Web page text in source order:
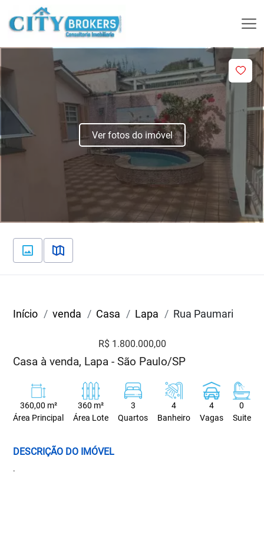
Ver fotos do imóvel
Início venda Casa Lapa Rua Paumari
R$ 1.800.000,00
Casa à venda, Lapa - São Paulo/SP
360,00 m²
Área Principal
360 m²
Área Lote
3
Quartos
4
Banheiro
4
Vagas
0
Suite
DESCRIÇÃO DO IMÓVEL
.